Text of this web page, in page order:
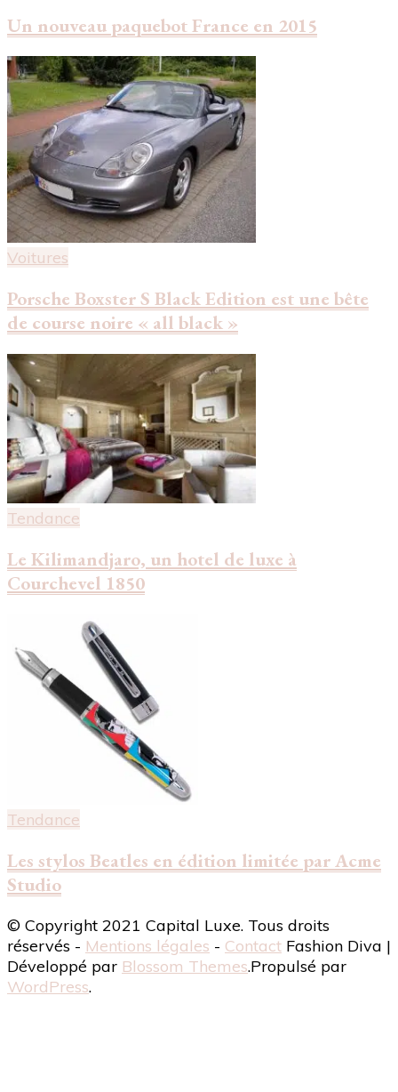
Un nouveau paquebot France en 2015
Voitures
Porsche Boxster S Black Edition est une bête
de course noire « all black »
Tendance
Le Kilimandjaro, un hotel de luxe à
Courchevel 1850
Tendance
Les stylos Beatles en édition limitée par Acme
Studio
© Copyright 2021 Capital Luxe. Tous droits
réservés - Mentions légales - Contact Fashion Diva |
Développé par Blossom Themes.Propulsé par
WordPress.